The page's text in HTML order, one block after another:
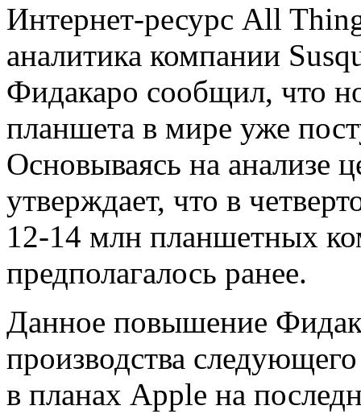
Интернет-ресурс All
аналитика компании
Фидакаро сообщил, что
планшета в мире уже
Основываясь на анализе
утверждает, что в
12-14 млн планшетных
предполагалось ранее.
Данное повышение
производства
в планах Apple на